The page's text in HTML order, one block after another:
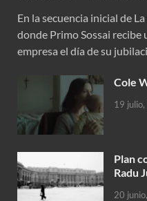
En la secuencia inicial de
donde Primo Sossai recibe
empresa el día de su
Cole
19
Plan
Radu
20